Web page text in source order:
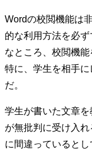
Wordの校閲機能は
的な利用方法を必
なところ、校閲機能
特に、学生を相手
だ。
学生が書いた文章
が無批判に受け入
に間違っていると